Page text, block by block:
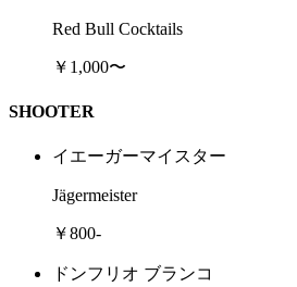
Red Bull Cocktails
￥1,000〜
SHOOTER
イエーガーマイスター
Jägermeister
￥800-
ドンフリオ ブランコ